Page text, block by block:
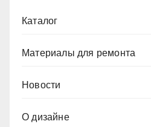
Каталог
Материалы для ремонта
Новости
О дизайне